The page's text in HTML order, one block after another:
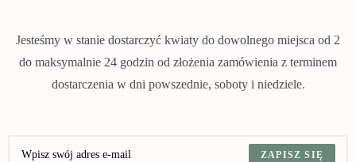
Jesteśmy w stanie dostarczyć kwiaty do dowolnego miejsca od 2
do maksymalnie 24 godzin od złożenia zamówienia z terminem
dostarczenia w dni powszednie, soboty i niedziele.
ZAPISZ SIĘ